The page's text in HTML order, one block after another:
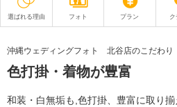
選ばれる理由 フォト プラン ク
衣装
オプション
沖縄ウェディングフォト 北谷店のこだわり
色打掛・着物が豊富
和装・白無垢も,色打掛、豊富に取り